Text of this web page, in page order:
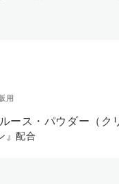
用
ース・パウダー（ク
』配合